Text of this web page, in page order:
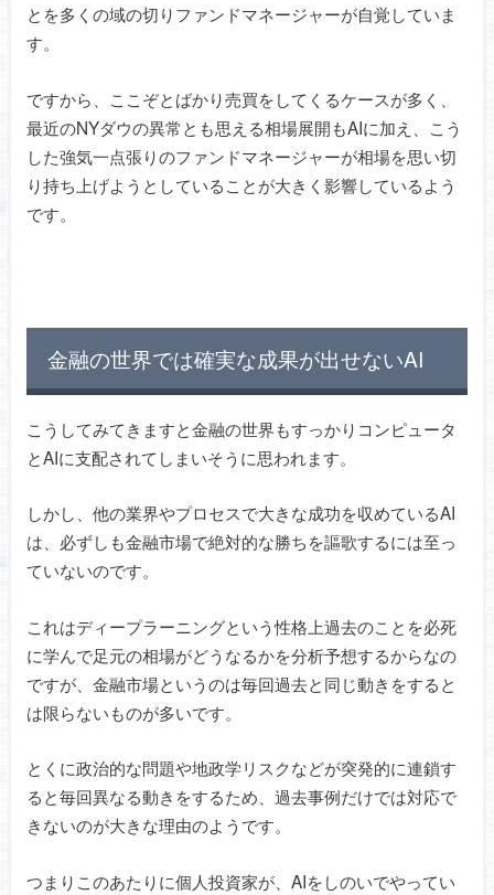
とを多くの域の切りファンドマネージャーが自覚していま
す。
ですから、ここぞとばかり売買をしてくるケースが多く、
最近のNYダウの異常とも思える相場展開もAIに加え、こう
した強気一点張りのファンドマネージャーが相場を思い切
り持ち上げようとしていることが大きく影響しているよう
です。
金融の世界では確実な成果が出せないAI
こうしてみてきますと金融の世界もすっかりコンピュータ
とAIに支配されてしまいそうに思われます。
しかし、他の業界やプロセスで大きな成功を収めているAI
は、必ずしも金融市場で絶対的な勝ちを謳歌するには至っ
ていないのです。
これはディープラーニングという性格上過去のことを必死
に学んで足元の相場がどうなるかを分析予想するからなの
ですが、金融市場というのは毎回過去と同じ動きをすると
は限らないものが多いです。
とくに政治的な問題や地政学リスクなどが突発的に連鎖す
ると毎回異なる動きをするため、過去事例だけでは対応で
きないのが大きな理由のようです。
つまりこのあたりに個人投資家が、AIをしのいでやってい